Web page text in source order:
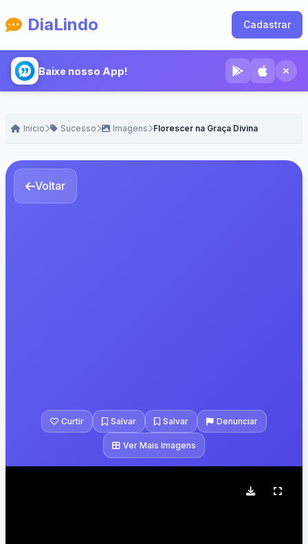
DiaLindo Cadastrar
Baixe nosso App!
Início Sucesso Imagens Florescer na Graça Divina
Voltar
Curtir Salvar Salvar Denunciar
Ver Mais Imagens